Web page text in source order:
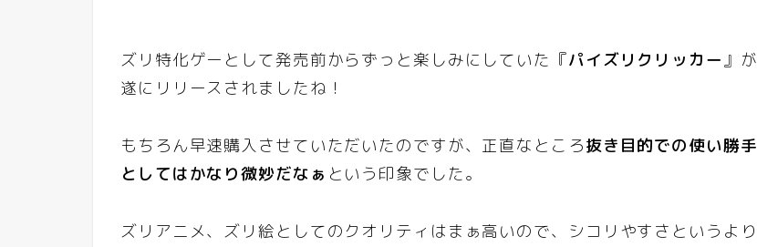
ズリ特化ゲーとして発売前からずっと楽しみにしていた『パイズリクリッカー』が
遂にリリースされましたね！
もちろん早速購入させていただいたのですが、正直なところ抜き目的での使い勝手
としてはかなり微妙だなぁ という印象でした。
ズリアニメ、ズリ絵としてのクオリティはまぁ高いので、シコリやすさというより